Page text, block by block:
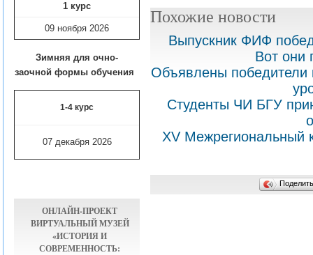
1 курс
09 ноября 2026
Зимняя для очно-
заочной формы обучения
1-4 курс
07 декабря 2026
ОНЛАЙН-ПРОЕКТ
ВИРТУАЛЬНЫЙ МУЗЕЙ
«ИСТОРИЯ И
СОВРЕМЕННОСТЬ:
Похожие новости
Выпускник ФИФ
Вот они
Объявлены победители
Студенты ЧИ БГУ
XV Межрегиональный